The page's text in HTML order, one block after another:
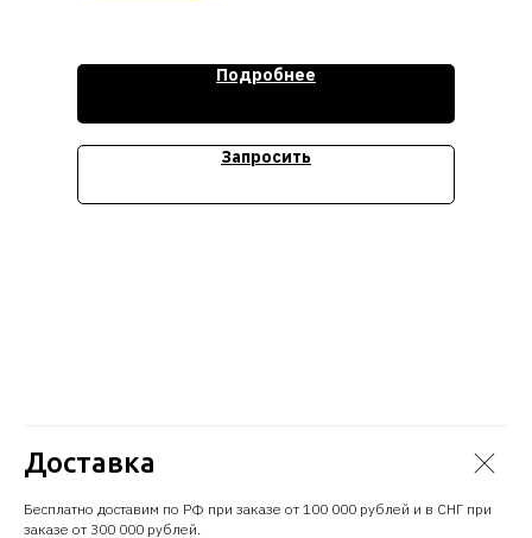
Подробнее
Запросить
Доставка
Бесплатно доставим по РФ при заказе от 100 000 рублей и в СНГ при
заказе от 300 000 рублей.